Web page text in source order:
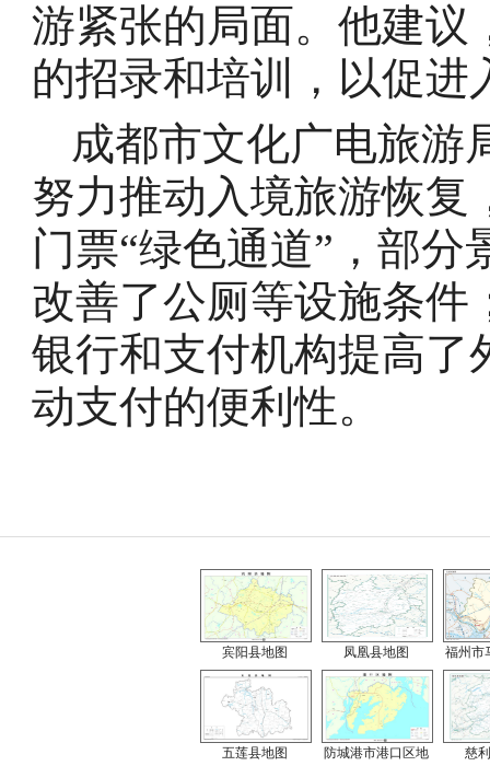
游紧张的局面。他建议
的招录和培训，以促
成都市文化广电旅游
努力推动入境旅游恢复
门票“绿色通道”，部
改善了公厕等设施条件
银行和支付机构提高了
动支付的便利性。
宾阳县地图 凤凰县地图 福州市
五莲县地图 防城港市港口区地 慈